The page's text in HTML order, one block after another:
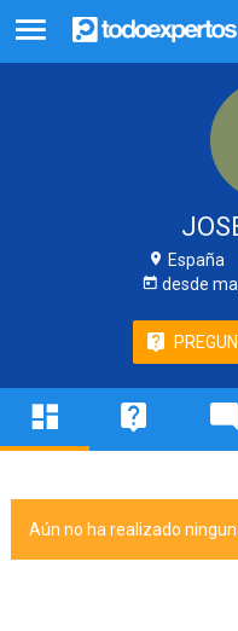
España
desde
Aún no ha realizado